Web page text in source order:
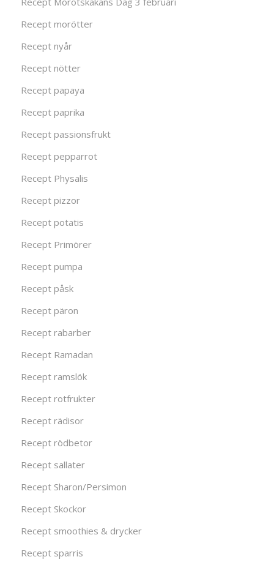
Recept morötter
Recept nyår
Recept nötter
Recept papaya
Recept paprika
Recept passionsfrukt
Recept pepparrot
Recept Physalis
Recept pizzor
Recept potatis
Recept Primörer
Recept pumpa
Recept påsk
Recept päron
Recept rabarber
Recept Ramadan
Recept ramslök
Recept rotfrukter
Recept rädisor
Recept rödbetor
Recept sallater
Recept Sharon/Persimon
Recept Skockor
Recept smoothies & drycker
Recept sparris